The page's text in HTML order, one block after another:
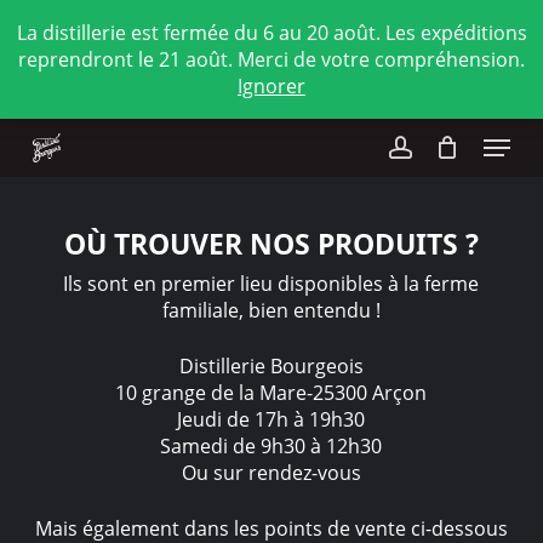
La distillerie est fermée du 6 au 20 août. Les expéditions
reprendront le 21 août. Merci de votre compréhension.
Ignorer
main
Menu
OÙ TROUVER NOS PRODUITS ?
Ils sont en premier lieu disponibles à la ferme
familiale, bien entendu !
Distillerie Bourgeois
10 grange de la Mare-25300 Arçon
Jeudi de 17h à 19h30
Samedi de 9h30 à 12h30
Ou sur rendez-vous
Mais également dans les points de vente ci-dessous
Close